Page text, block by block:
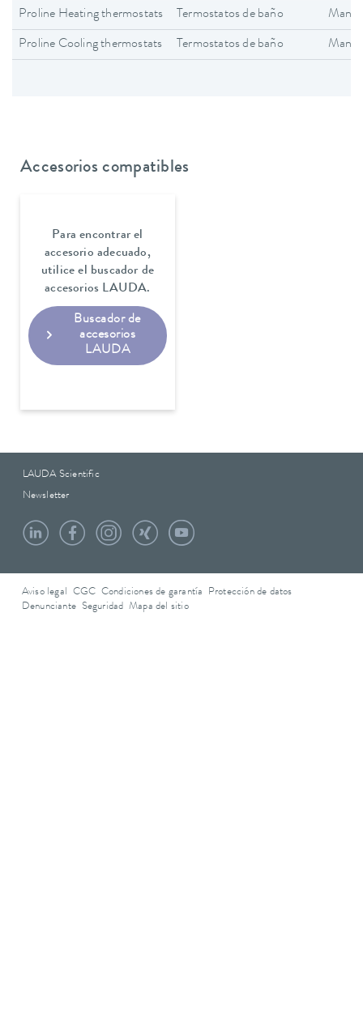
Proline Heating thermostats Termostatos de baño
Proline Cooling thermostats Termostatos de baño
Accesorios compatibles
Para encontrar el
accesorio adecuado,
utilice el buscador de
accesorios LAUDA.
Buscador de
accesorios
LAUDA
LAUDA Scientific
Newsletter
Aviso legal CGC Condiciones de garantía
Protección de datos
Denunciante Seguridad Mapa del sitio